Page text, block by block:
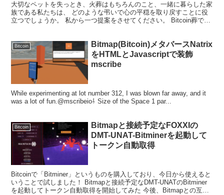
大切なペットを失っとき、火葬はもちろんのこと、一緒に暮らした家
族である私たちは、 どのような弔いで心の平穏を取り戻すことに役
立つでしょうか。 私から一つ提案をさせてください。 Bitcoin葬で
Bitcoin
Bitmap(Bitcoin)メタバースNatrix
をHTMLとJavascriptで装飾
mscribe
While experimenting at lot number 312, I was blown far away, and it
was a lot of fun.@mscribeio⇩ Size of the Space 1 par...
Bitcoin
Bitmapと接続予定なFOXXIの
DMT-UNAT-Bitminerを起動して
トークン自動取得
Bitcoinで「Bitminer」というものを購入しており、今日から使えると
いうことで試しました！ Bitmapと接続予定なDMT-UNATのBitminer
を起動してトークン自動取得を開始してみた 今後、Bitmapとの互換